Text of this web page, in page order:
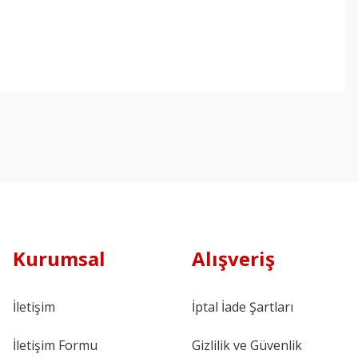
Kurumsal
İletişim
İletişim Formu
Alışveriş
İptal İade Şartları
Gizlilik ve Güvenlik